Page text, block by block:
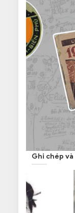
Ghi chép và